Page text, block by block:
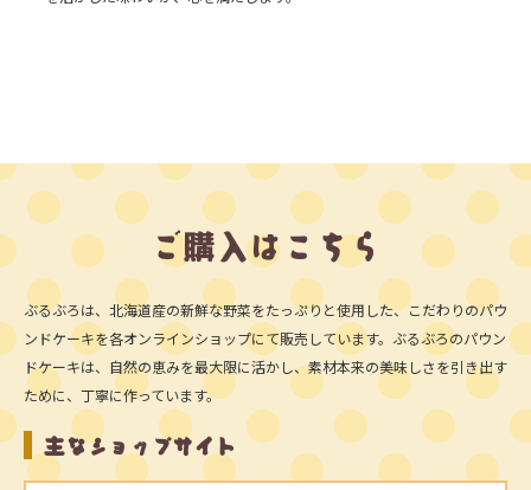
ご購入はこちら
ぶるぶろは、北海道産の新鮮な野菜をたっぷりと使用した、こだわりのパウ
ンドケーキを各オンラインショップにて販売しています。ぶるぶろのパウン
ドケーキは、自然の恵みを最大限に活かし、素材本来の美味しさを引き出す
ために、丁寧に作っています。
主なショップサイト